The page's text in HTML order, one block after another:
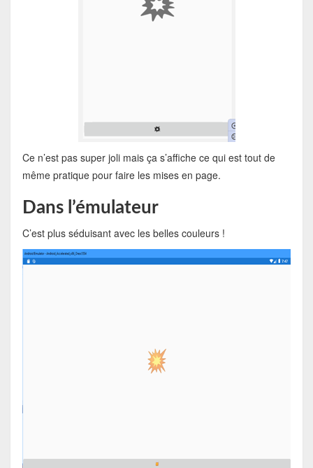
Ce n’est pas super joli mais ça s’affiche ce qui est tout de
même pratique pour faire les mises en page.
Dans l’émulateur
C’est plus séduisant avec les belles couleurs !